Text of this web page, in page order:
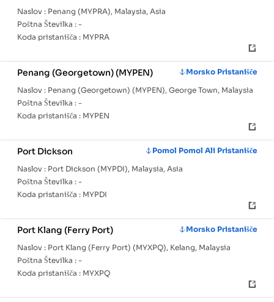
Naslov : Penang (MYPRA), Malaysia, Asia
Poštna Številka : -
Koda pristanišča : MYPRA
Penang (Georgetown) (MYPEN)
Morsko Pristanišče
Naslov : Penang (Georgetown) (MYPEN), George Town, Malaysia
Poštna Številka : -
Koda pristanišča : MYPEN
Port Dickson
Pomol Pomol Ali Pristanišče
Naslov : Port Dickson (MYPDI), Malaysia, Asia
Poštna Številka : -
Koda pristanišča : MYPDI
Port Klang (Ferry Port)
Morsko Pristanišče
Naslov : Port Klang (Ferry Port) (MYXPQ), Kelang, Malaysia
Poštna Številka : -
Koda pristanišča : MYXPQ